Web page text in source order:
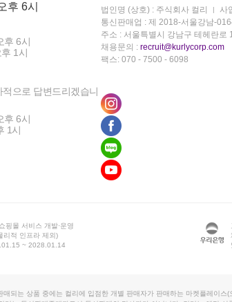
후 6시
후 6시
1시
으로 답변드리겠습니
후 6시
1시
법인명 (상호) : 주식회사 컬리 사
통신판매업 : 제 2018-서울강남-
주소 : 서울특별시 강남구 테헤란로
채용문의 : recruit@kurlycorp.com
팩스: 070 - 7500 - 6098
핑몰 서비스 개발·운영
리적 인프라 제외)
~ 2028.01.14
매되는 상품 중에는 컬리에 입점한 개별 판매자가 판매하는 마켓플레이스(